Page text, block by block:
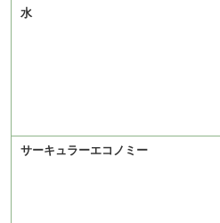
水
サーキュラーエコノミー